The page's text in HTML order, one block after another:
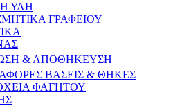
ΥΛΗ
ΓΡΑΦΕΙΟΥ
& ΑΠΟΘΗΚΕΥΣΗ
ΒΑΣΕΙΣ & ΘΗΚΕΣ
ΦΑΓΗΤΟΥ